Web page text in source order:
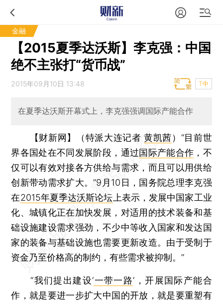
金融
【2015夏季达沃斯】李克强：中国
绝不主张打“货币战”
2015年09月10日 13:48 T中
在夏季达沃斯开幕式上，李克强强调国际产能合作
【财新网】（特派大连记者黄凯茜） “目前世
界各国处在不同发展阶段，通过国际产能合作 ，不
仅可以有效对接各方供给与需求，而且可以用供给
创新带动需求扩大。”9月10日，国务院总理李克强
在2015年夏季达沃斯论坛 上表示，发展中国家工业
化、城镇化正在加快发展，对适用的技术装备和基
础设施建设需求强劲，不少中等收入国家和发达国
家的装备与基础设施也需要更新改造。由于受制于
资金乃至价格高的制约，有些需求被抑制。”
“我们提出建设‘一带一路’，开展国际产能合
作，就是要进一步扩大中国的开放，就是要重塑有